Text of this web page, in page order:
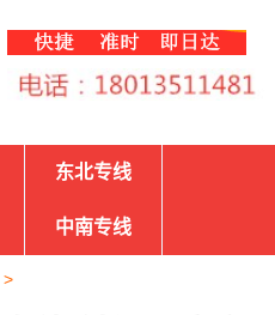
东北专线
中南专线
>